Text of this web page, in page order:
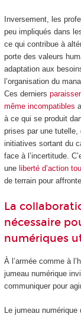
Inversement, les
peu impliqués dans
ce qui contribue à
porte des valeurs
adaptation aux
l’organisation du
Ces derniers
même incompatibles
à ce qui se produit
prises par une
initiatives sortant du
face à l’incertitude.
une liberté d’action
de terrain pour
La
nécessaire
numériques
À l’armée comme à
jumeau numérique
communiquer pour
Le jumeau numérique